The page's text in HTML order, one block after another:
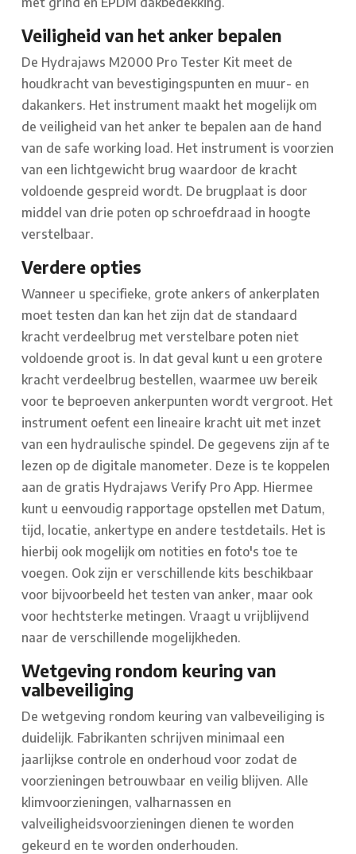
Veiligheid van het anker bepalen
De Hydrajaws M2000 Pro Tester Kit meet de
houdkracht van bevestigingspunten en muur- en
dakankers. Het instrument maakt het mogelijk om
de veiligheid van het anker te bepalen aan de hand
van de safe working load. Het instrument is voorzien
van een lichtgewicht brug waardoor de kracht
voldoende gespreid wordt. De brugplaat is door
middel van drie poten op schroefdraad in hoogte
verstelbaar.
Verdere opties
Wanneer u specifieke, grote ankers of ankerplaten
moet testen dan kan het zijn dat de standaard
kracht verdeelbrug met verstelbare poten niet
voldoende groot is. In dat geval kunt u een grotere
kracht verdeelbrug bestellen, waarmee uw bereik
voor te beproeven ankerpunten wordt vergroot. Het
instrument oefent een lineaire kracht uit met inzet
van een hydraulische spindel. De gegevens zijn af te
lezen op de digitale manometer. Deze is te koppelen
aan de gratis Hydrajaws Verify Pro App. Hiermee
kunt u eenvoudig rapportage opstellen met Datum,
tijd, locatie, ankertype en andere testdetails. Het is
hierbij ook mogelijk om notities en foto's toe te
voegen. Ook zijn er verschillende kits beschikbaar
voor bijvoorbeeld het testen van anker, maar ook
voor hechtsterke metingen. Vraagt u vrijblijvend
naar de verschillende mogelijkheden.
Wetgeving rondom keuring van
valbeveiliging
De wetgeving rondom keuring van valbeveiliging is
duidelijk. Fabrikanten schrijven minimaal een
jaarlijkse controle en onderhoud voor zodat de
voorzieningen betrouwbaar en veilig blijven. Alle
klimvoorzieningen, valharnassen en
valveiligheidsvoorzieningen dienen te worden
gekeurd en te worden onderhouden.